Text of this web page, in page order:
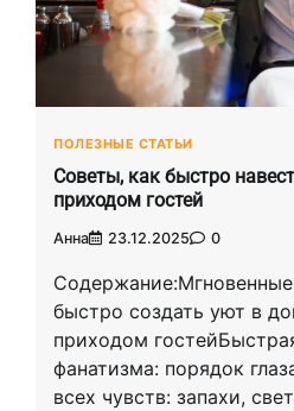
ПОЛЕЗНЫЕ СТАТЬИ
Советы, как быстро
приходом гостей
Анна 23.12.2025 0
быстро создать уют в
приходом
фанатизма: порядок
всех чувств: запахи,